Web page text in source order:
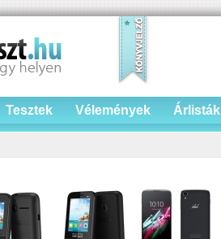
Tesztek Vélemények Árlisták